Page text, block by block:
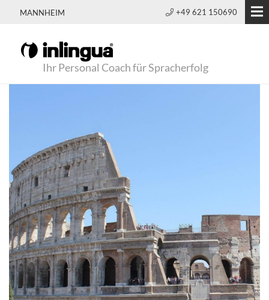
MANNHEIM +49 621 150690
Ihr Personal Coach für Spracherfolg